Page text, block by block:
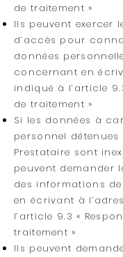
de traitement »
Ils peuvent exercer
d’accès pour
données
concernant en
indiqué à l’article
de traitement »
Si les données à
personnel détenues
Prestataire sont
peuvent demander
des informations
en écrivant à
l’article 9.3 «
traitement »
Ils peuvent